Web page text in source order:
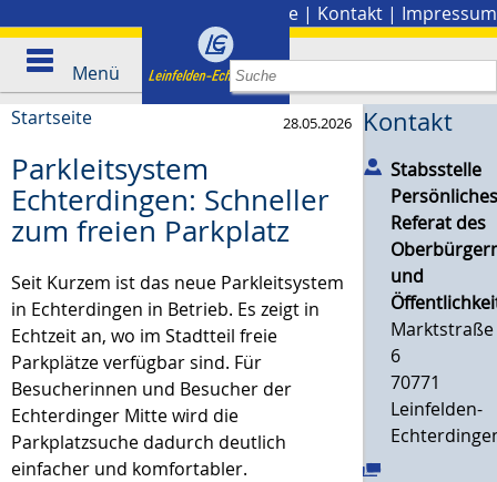
Presse | Kontakt | Impressum
Menü
Startseite
Parkleitsystem
Echterdingen: Schneller
zum freien Parkplatz
Seit Kurzem ist das neue Parkleitsystem
in Echterdingen in Betrieb. Es zeigt in
Echtzeit an, wo im Stadtteil freie
Parkplätze verfügbar sind. Für
Besucherinnen und Besucher der
Echterdinger Mitte wird die
Parkplatzsuche dadurch deutlich
einfacher und komfortabler.
28.05.2026 Kontakt
Stabsstelle
Referat des
und
Marktstraße
6
70771
Leinfelden-